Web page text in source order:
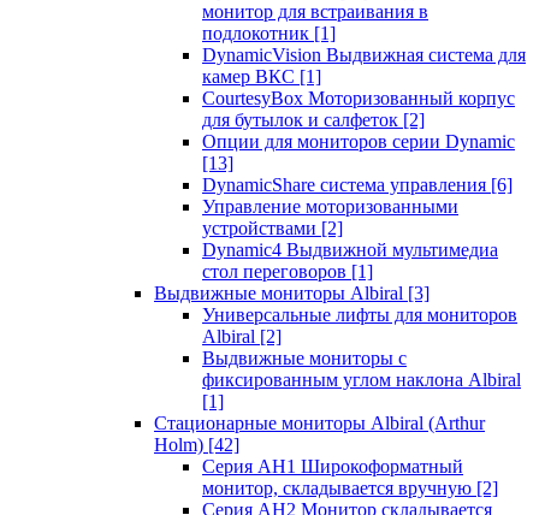
монитор для встраивания в
подлокотник [1]
DynamicVision Выдвижная система для
камер ВКС [1]
CourtesyBox Моторизованный корпус
для бутылок и салфеток [2]
Опции для мониторов серии Dynamic
[13]
DynamicShare система управления [6]
Управление моторизованными
устройствами [2]
Dynamic4 Выдвижной мультимедиа
стол переговоров [1]
Выдвижные мониторы Albiral [3]
Универсальные лифты для мониторов
Albiral [2]
Выдвижные мониторы с
фиксированным углом наклона Albiral
[1]
Стационарные мониторы Albiral (Arthur
Holm) [42]
Серия AH1 Широкоформатный
монитор, складывается вручную [2]
Серия AH2 Монитор складывается